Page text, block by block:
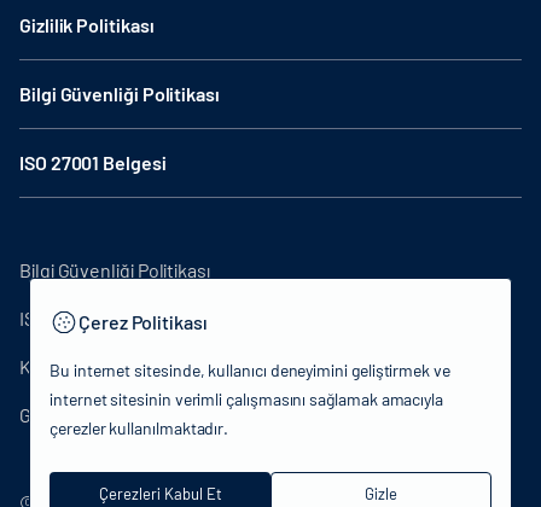
Gizlilik Politikası
Bilgi Güvenliği Politikası
ISO 27001 Belgesi
© 2024 T.C.Kültür ve Turizm Bakanlığı - Tüm hakları saklıdır.
Bilgi Güvenliği Politikası
ISO27001
KVKK Aydınlatma Metni
Gizlilik Politikası
Çerez Politikası
Bu internet sitesinde, kullanıcı deneyimini geliştirmek ve
internet sitesinin verimli çalışmasını sağlamak amacıyla
çerezler kullanılmaktadır.
Çerezleri Kabul Et Gizle